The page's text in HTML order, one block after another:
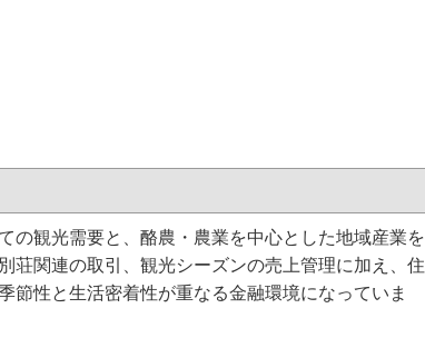
の観光需要と、酪農・農業を中心とした地域産業を
荘関連の取引、観光シーズンの売上管理に加え、住
節性と生活密着性が重なる金融環境になっていま